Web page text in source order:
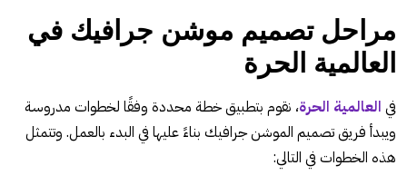
مراحل تصميم موشن جرافيك في
العالمية الحرة
في العالمية الحرة، نقوم بتطبيق خطة محددة وفقًا لخطوات مدروسة
ويبدأ فريق تصميم الموشن جرافيك بناءً عليها في البدء بالعمل. وتتمثل
هذه الخطوات في التالي: